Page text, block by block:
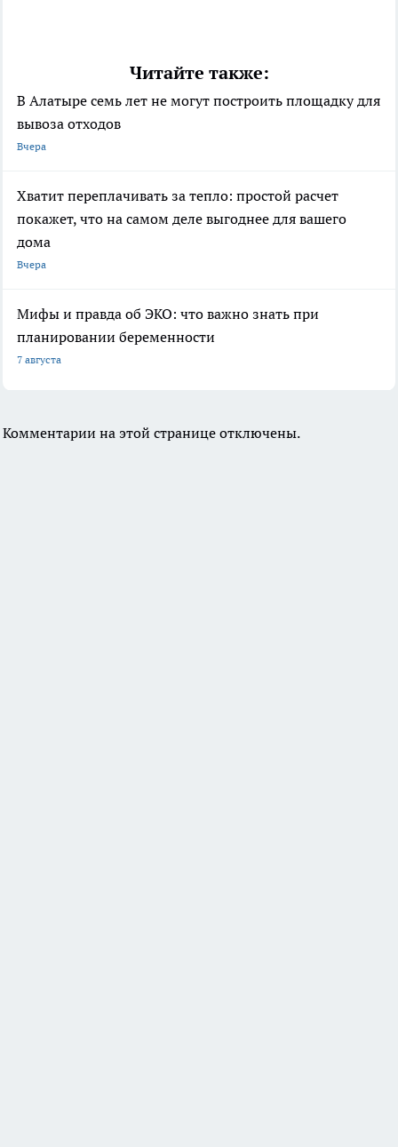
Читайте также:
В Алатыре семь лет не могут построить площадку для
вывоза отходов
Вчера
Хватит переплачивать за тепло: простой расчет
покажет, что на самом деле выгоднее для вашего
дома
Вчера
Мифы и правда об ЭКО: что важно знать при
планировании беременности
7 августа
Комментарии на этой странице отключены.